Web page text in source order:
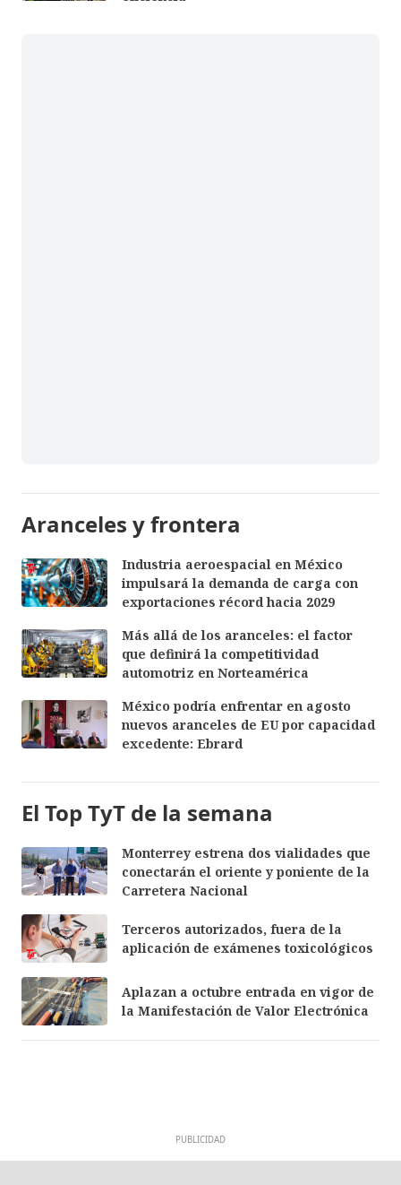
Aranceles y frontera
Industria aeroespacial en México
impulsará la demanda de carga con
exportaciones récord hacia 2029
Más allá de los aranceles: el factor
que definirá la competitividad
automotriz en Norteamérica
México podría enfrentar en agosto
nuevos aranceles de EU por capacidad
excedente: Ebrard
El Top TyT de la semana
Monterrey estrena dos vialidades que
conectarán el oriente y poniente de la
Carretera Nacional
Terceros autorizados, fuera de la
aplicación de exámenes toxicológicos
Aplazan a octubre entrada en vigor de
la Manifestación de Valor Electrónica
PUBLICIDAD